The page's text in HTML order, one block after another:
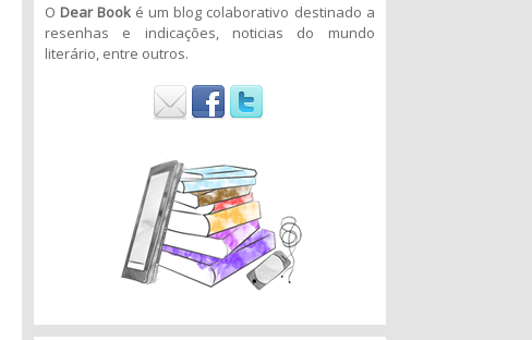
O Dear Book é um blog colaborativo destinado a
resenhas e indicações, noticias do mundo
literário, entre outros.